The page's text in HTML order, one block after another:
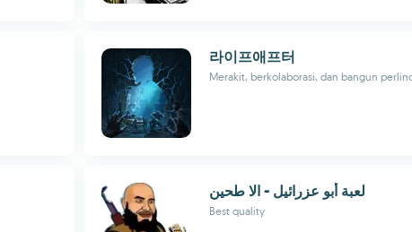
라이프애프터
Merakit, berkolaborasi, dan bangun
لعبة أبو عزرائيل - الا طحين
Best quality